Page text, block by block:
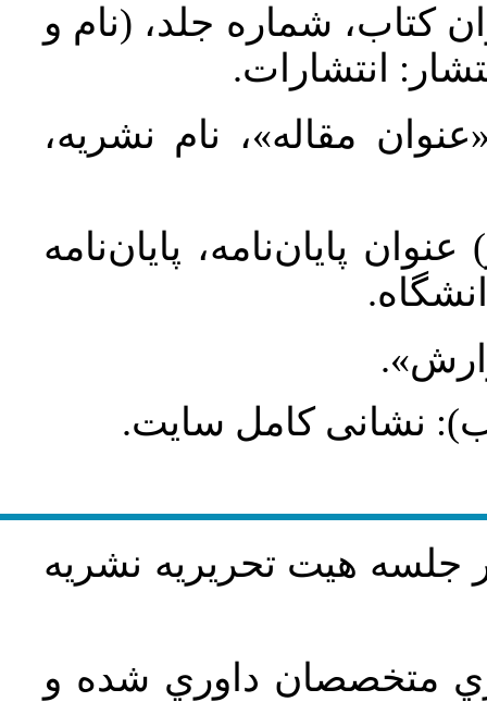
کتاب، شماره جلد، (نام و
انتشارات.
مقاله»، نام نشریه،
پایان‌نامه، پایان‌نامه
نشانی کامل سایت.
جلسه هيت تحريريه نشريه
متخصصان داوري شده و